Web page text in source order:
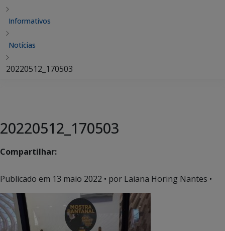
Informativos
Notícias
20220512_170503
20220512_170503
Compartilhar:
Publicado em 13 maio 2022 • por Laiana Horing Nantes •